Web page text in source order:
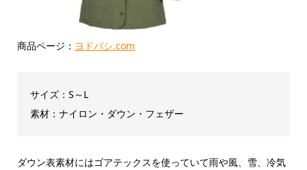
商品ページ： ヨドバシ.com
サイズ：S～L
素材：ナイロン・ダウン・フェザー
ダウン表素材にはゴアテックスを使っていて雨や風、雪、冷気